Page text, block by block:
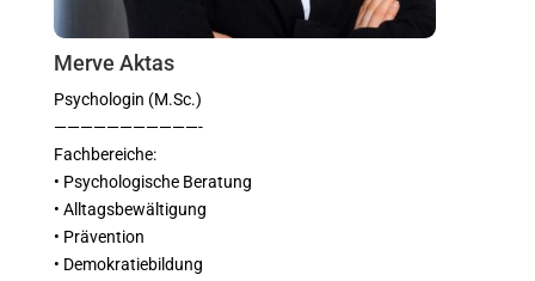
Merve Aktas
Psychologin (M.Sc.)
———————————-
Fachbereiche:
• Psychologische Beratung
• Alltagsbewältigung
• Prävention
• Demokratiebildung